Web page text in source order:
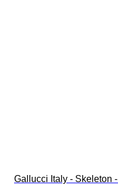
Gallucci Italy - Skeleton -